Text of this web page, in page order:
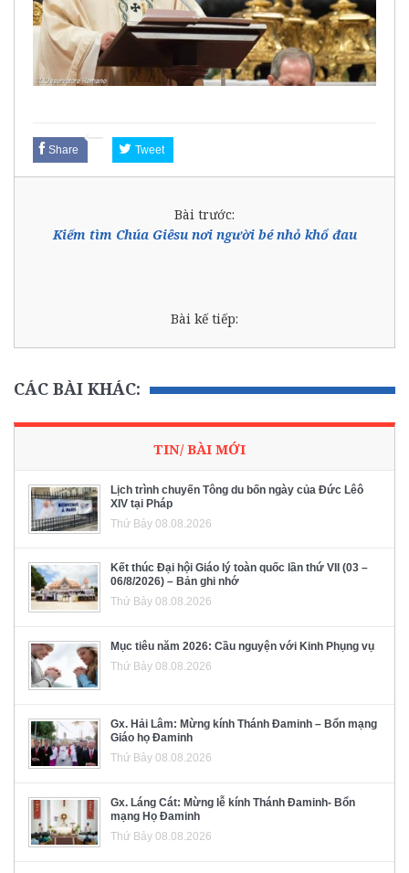
Share Tweet
Bài trước:
Kiếm tìm Chúa Giêsu nơi người bé nhỏ khổ đau
Bài kế tiếp:
CÁC BÀI KHÁC:
TIN/ BÀI MỚI
Lịch trình chuyến Tông du bốn ngày của Đức Lêô
XIV tại Pháp
Thứ Bảy 08.08.2026
Kết thúc Đại hội Giáo lý toàn quốc lần thứ VII (03 –
06/8/2026) – Bản ghi nhớ
Thứ Bảy 08.08.2026
Mục tiêu năm 2026: Cầu nguyện với Kinh Phụng vụ
Thứ Bảy 08.08.2026
Gx. Hải Lâm: Mừng kính Thánh Đaminh – Bổn mạng
Giáo họ Đaminh
Thứ Bảy 08.08.2026
Gx. Láng Cát: Mừng lễ kính Thánh Đaminh- Bổn
mạng Họ Đaminh
Thứ Bảy 08.08.2026